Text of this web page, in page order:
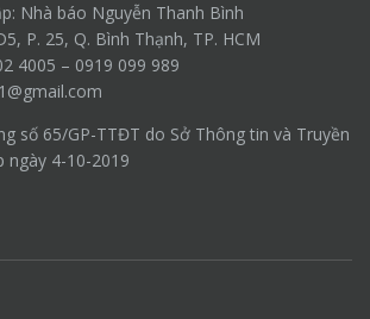
Nhà báo Nguyễn Thanh Bình
P. 25, Q. Bình Thạnh, TP. HCM
4005 – 0919 099 989
số 65/GP-TTĐT do Sở Thông tin và Truyền
ngày 4-10-2019